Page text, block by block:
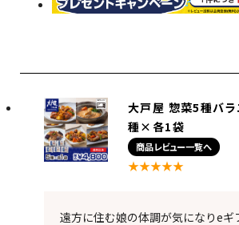
大戸屋 惣菜5種バラ
種×各1袋
商品レビュー一覧へ
★★★★★
遠方に住む娘の体調が気になりeギ